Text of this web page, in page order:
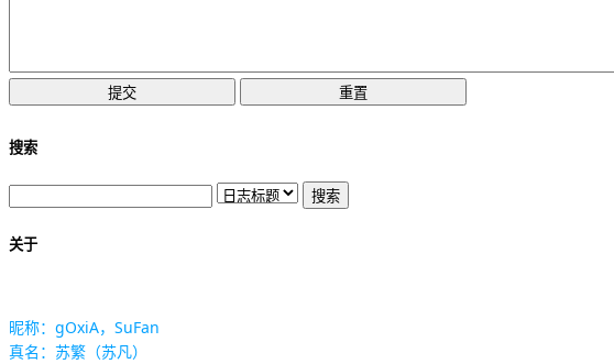
搜索
关于
昵称：gOxiA，SuFan
真名：苏繁（苏凡）